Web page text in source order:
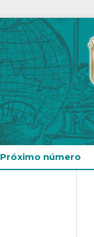
Próximo número